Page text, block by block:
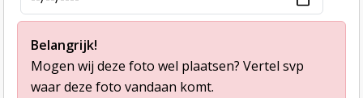
Belangrijk!
Mogen wij deze foto wel plaatsen? Vertel svp
waar deze foto vandaan komt.